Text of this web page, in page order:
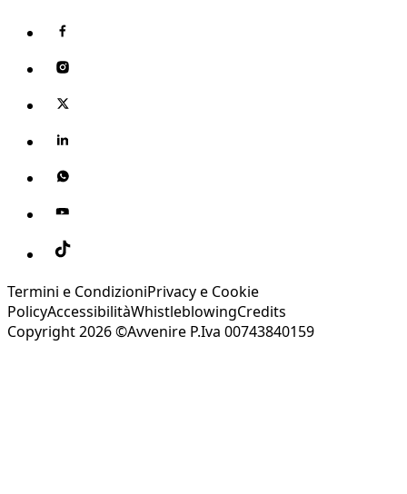
Termini e CondizioniPrivacy e Cookie
PolicyAccessibilitàWhistleblowingCredits
Copyright 2026 ©Avvenire P.Iva 00743840159